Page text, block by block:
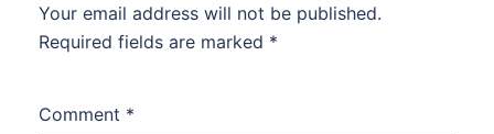
Your email address will not be published.
Required fields are marked *
Comment *